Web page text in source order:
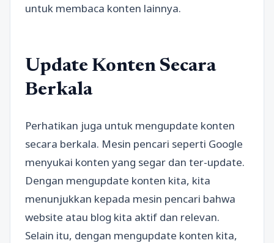
untuk membaca konten lainnya.
Update Konten Secara
Berkala
Perhatikan juga untuk mengupdate konten
secara berkala. Mesin pencari seperti Google
menyukai konten yang segar dan ter-update.
Dengan mengupdate konten kita, kita
menunjukkan kepada mesin pencari bahwa
website atau blog kita aktif dan relevan.
Selain itu, dengan mengupdate konten kita,